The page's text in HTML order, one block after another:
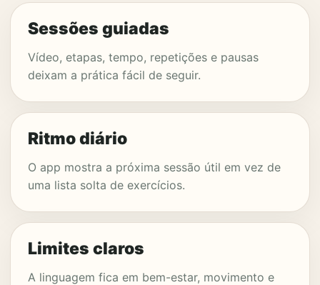
Sessões guiadas
Vídeo, etapas, tempo, repetições e pausas
deixam a prática fácil de seguir.
Ritmo diário
O app mostra a próxima sessão útil em vez de
uma lista solta de exercícios.
Limites claros
A linguagem fica em bem-estar, movimento e